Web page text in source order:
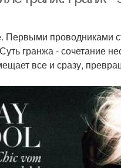
проводниками
гранжа - сочетание
все и сразу,